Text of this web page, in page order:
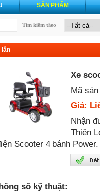
SẢN PHẨM
Tìm kiếm theo
lăn
Xe
Mã
Giá:
Nhận
Thiên
Scooter 4 bánh Power.
số kỹ thuật: